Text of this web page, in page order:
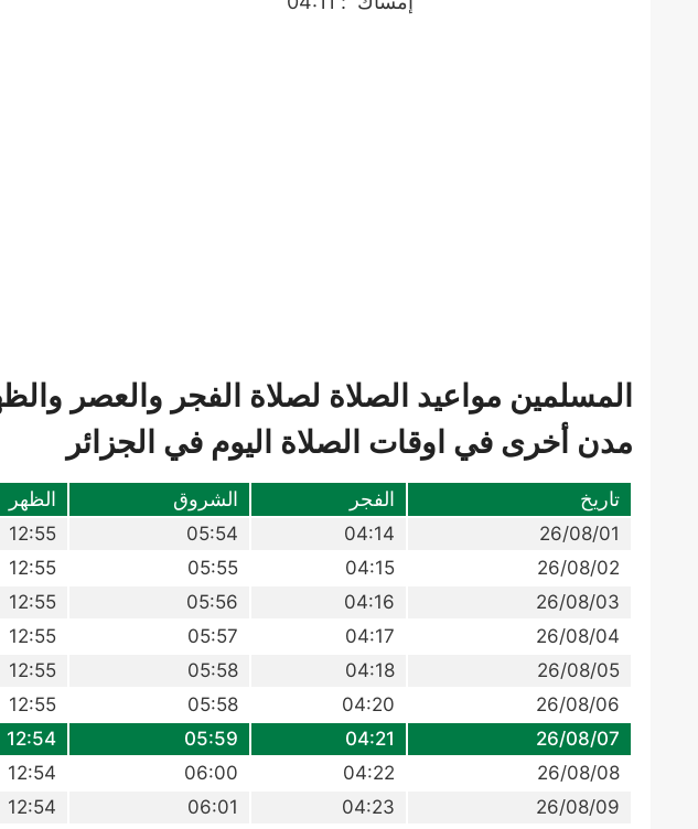
المسلمين مواعيد الصلاة لصلاة الفجر والعصر
مدن أخرى في اوقات الصلاة اليوم في الجزائر
تاريخ الفجر الشروق الظهر
26/08/01
04:14
05:54
12:55
26/08/02
04:15
05:55
12:55
26/08/03
04:16
05:56
12:55
26/08/04
04:17
05:57
12:55
26/08/05
04:18
05:58
12:55
26/08/06
04:20
05:58
12:55
26/08/07
04:21
05:59
12:54
26/08/08
04:22
06:00
12:54
26/08/09
04:23
06:01
12:54